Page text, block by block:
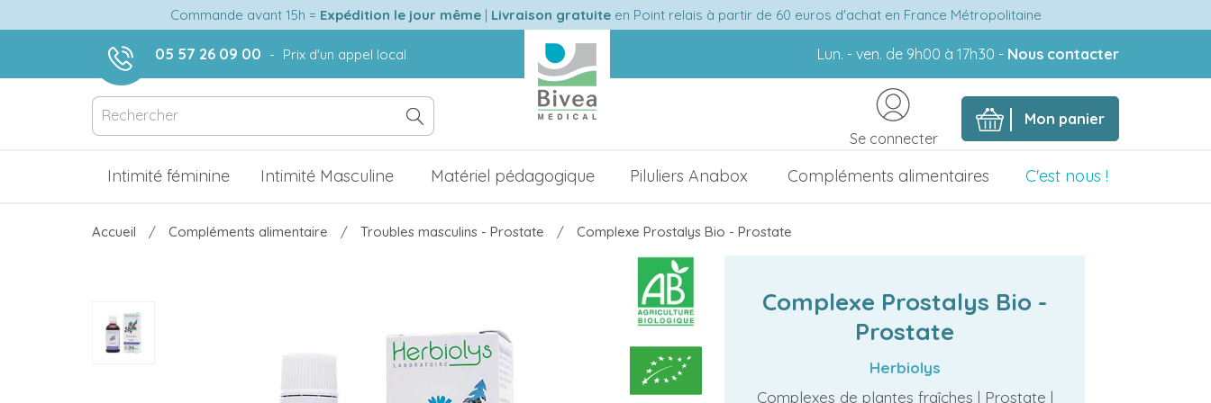
Commande avant 15h = Expédition le jour même| Livraison gratuiteen Point relais à partir de 60 euros d'achat en France Métropolitaine
05 57 26 09 00 - Prix d'un appel local Lun. - ven. de 9h00 à 17h30 - Nous contacter
Mon panier
Se connecter
Intimité féminine Intimité Masculine Matériel pédagogique Piluliers Anabox Compléments alimentaires C'est nous !
Accueil Compléments alimentaire Troubles masculins - Prostate Complexe Prostalys Bio - Prostate
Complexe Prostalys Bio -
Prostate
Herbiolys
Complexes de plantes fraîches | Prostate |